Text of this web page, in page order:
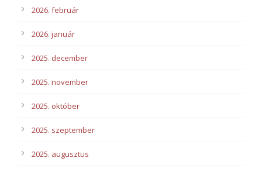
2026. február
2026. január
2025. december
2025. november
2025. október
2025. szeptember
2025. augusztus